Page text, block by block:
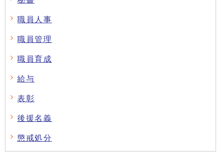
職員人事
職員管理
職員育成
給与
表彰
後援名義
懲戒処分